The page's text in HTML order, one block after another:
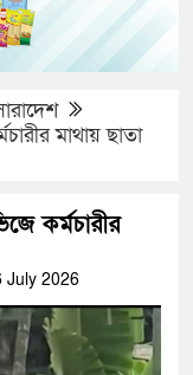
মাথায় ছাতা
কর্মচারীর
July 2026